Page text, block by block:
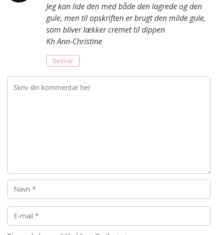
Jeg kan lide den med både den lagrede og den
gule, men til opskriften er brugt den milde gule,
som bliver lækker cremet til dippen
Kh Ann-Christine
besvar